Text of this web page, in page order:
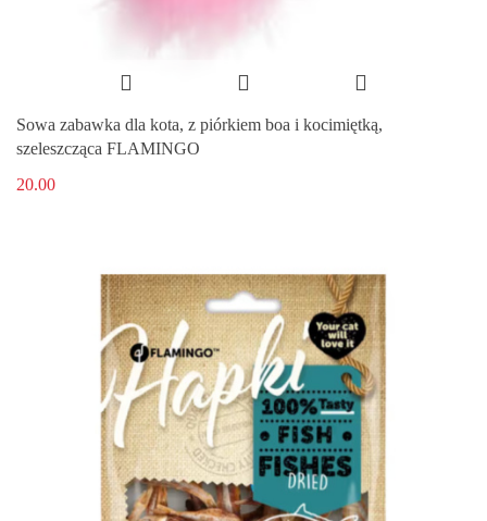
Sowa zabawka dla kota, z piórkiem boa i kocimiętką,
szeleszcząca FLAMINGO
20.00